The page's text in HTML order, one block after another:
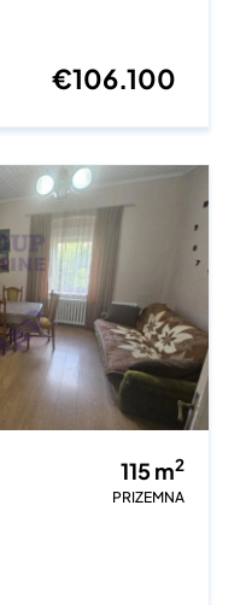
€106.100
115m2
PRIZEMNA